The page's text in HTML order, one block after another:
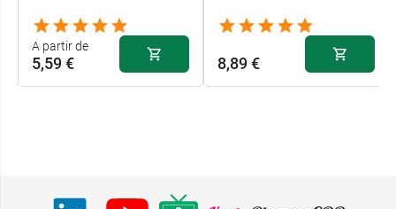
A partir de
5,59 € 8,89 €